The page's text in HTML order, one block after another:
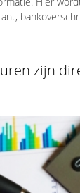
zijn